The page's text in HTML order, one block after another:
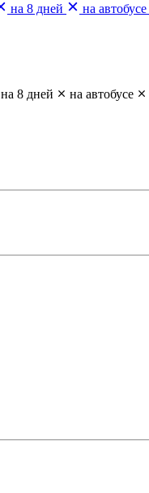
на 8 дней на автобусе
на 8 дней на автобусе